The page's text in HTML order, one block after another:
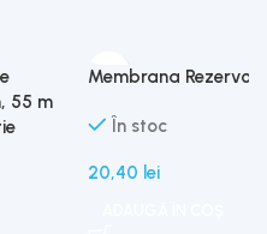
55 m
Membrana
În stoc
20,40 lei